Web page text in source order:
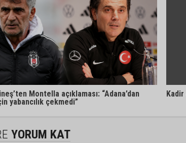
Montella açıklaması: “Adana’dan
yabancılık çekmedi”
YORUM KAT